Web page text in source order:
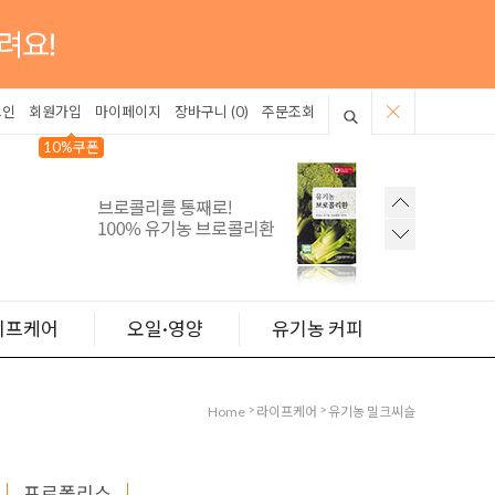
회원가입
10%쿠폰
마이페이지 장바구니 (0) 주문조회
프케어 오일·영양 유기농 커피
Home > 라이프케어 >유기농 밀크씨슬